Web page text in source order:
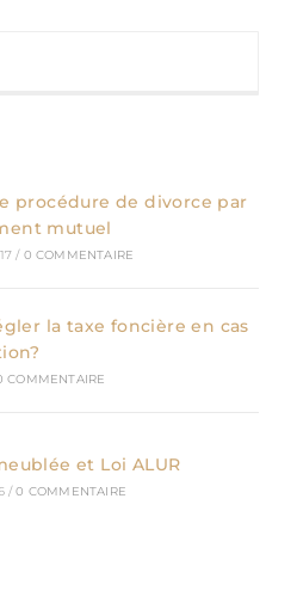
procédure de divorce par
mutuel
/ 0 COMMENTAIRE
la taxe foncière en cas
COMMENTAIRE
et Loi ALUR
/ 0 COMMENTAIRE